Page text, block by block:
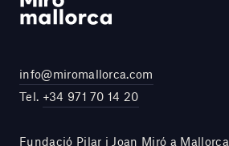
info@miromallorca.com
Tel. +34 971 70 14 20
Fundació Pilar i Joan Miró a Mallorca